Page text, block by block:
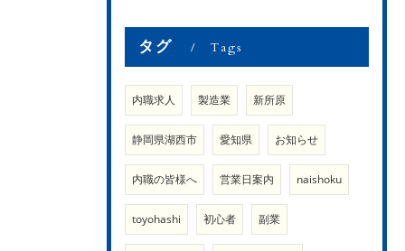
タグ Tags
内職求人 製造業 新所原
静岡県湖西市 愛知県 お知らせ
内職の皆様へ 営業日案内 naishoku
toyohashi 初心者 副業